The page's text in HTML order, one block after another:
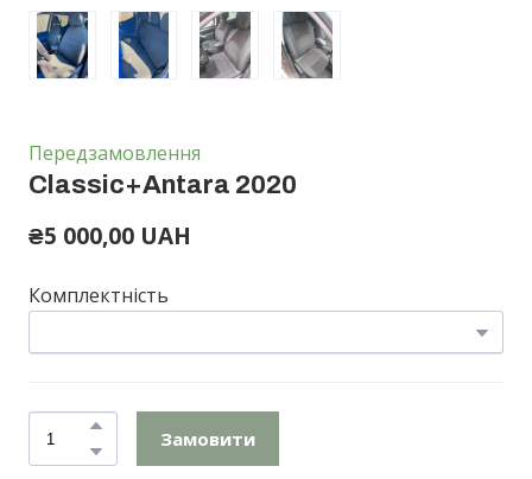
Передзамовлення
Classic+Antara 2020
₴5 000,00 UAH
Комплектність
Замовити